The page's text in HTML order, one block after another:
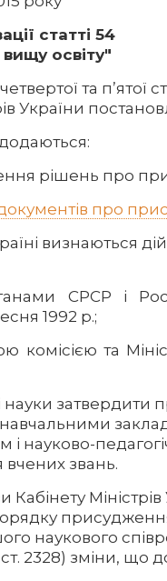
статті 54
освіту"
та п’ятої
України
рішень про
про
визнаються
СРСР і
1992 р.;
комісією та
і науки
і науково-
звань.
наукового
2328) зміни, що